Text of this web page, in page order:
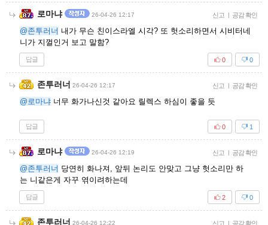
로마냐 26-04-26 12:17 신고 | 공감 확인
@존투러너 내가 무슨 친이스라엘 시각? 또 헛소리하면서 시비터네
니가 지껄인거 보고 말함?
답글 0
0
존투러너 26-04-26 12:17 신고 | 공감 확인
@로마냐 너무 화가나신것 같아요 릴렉스 하심이 좋을 듯
답글 1
0
로마냐 26-04-26 12:19 신고 | 공감 확인
@존투러너 당연히 화나져, 앞뒤 논리도 안맞고 그냥 헛소리만 하
는 니같은게 자꾸 엮이려하는데
답글 0
2
존투러너 26-04-26 12:22 신고 | 공감 확인